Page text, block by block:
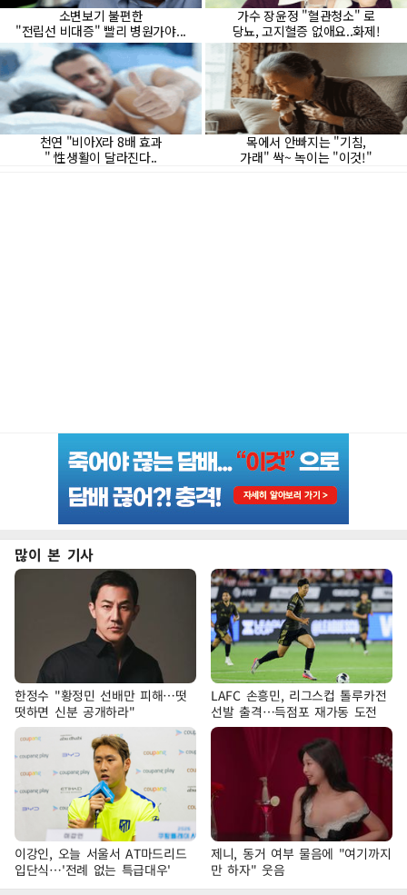
많이 본 기사
한정수 "황정민 선배만 피해…떳
떳하면 신분 공개하라"
LAFC 손흥민, 리그스컵 톨루카전
선발 출격…득점포 재가동 도전
이강인, 오늘 서울서 AT마드리드
입단식…'전례 없는 특급대우'
제니, 동거 여부 물음에 "여기까지
만 하자" 웃음